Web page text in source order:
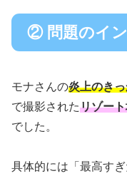
② 問題のイ
モナさんの炎上のき
で撮影されたリゾー
でした。
具体的には「最高す